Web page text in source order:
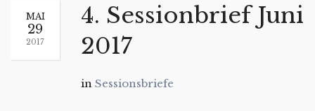
MAI
29
2017
4. Sessionbrief Juni
2017
in Sessionsbriefe